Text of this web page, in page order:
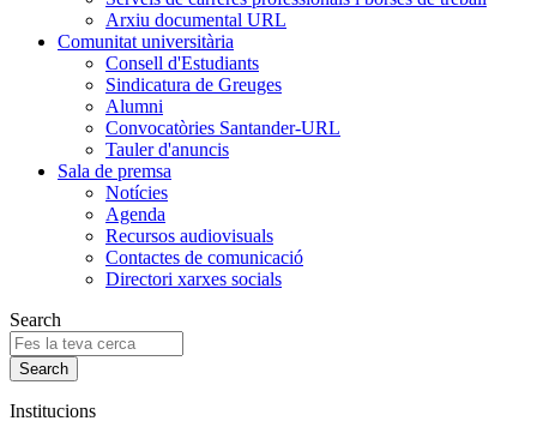
Arxiu documental URL
Comunitat universitària
Consell d'Estudiants
Sindicatura de Greuges
Alumni
Convocatòries Santander-URL
Tauler d'anuncis
Sala de premsa
Notícies
Agenda
Recursos audiovisuals
Contactes de comunicació
Directori xarxes socials
Search
Institucions